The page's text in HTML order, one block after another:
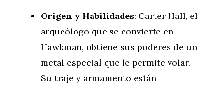
Origen y Habilidades: Carter Hall, el
arqueólogo que se convierte en
Hawkman, obtiene sus poderes de un
metal especial que le permite volar.
Su traje y armamento están